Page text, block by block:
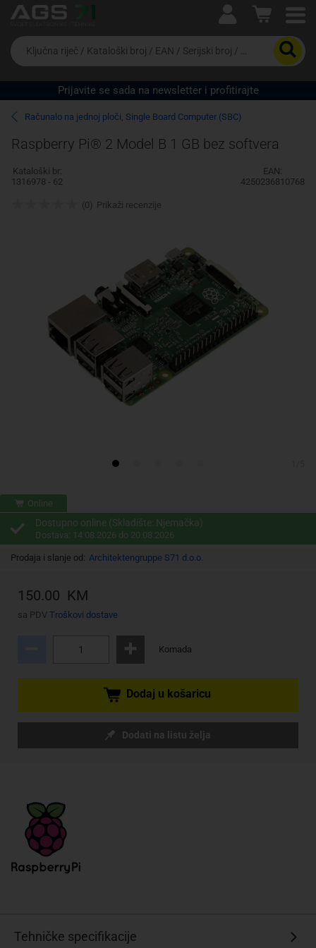
Ova postavka prilagođava asortiman proizvoda i
cijene vašim potrebama.
Pravno lice
Da
biste
potražili
proizvod,
unesite
ključnu
riječ,
kataloški
broj,
EAN
ili
Prijavite se sada na newsletter i profitirajte
Računalo na jednoj ploči, Single Board Computer (SBC)
Raspberry Pi® 2 Model B 1 GB bez softvera
Kataloški br:
1316978 - 62
EAN:
4250236810768
Online
Dostupno online (Skladište: Njemačka)
Dostava: 14.08.2026 do 20.08.2026
Prodaja i slanje od: Architektengruppe S71 d.o.o.
150.00 KM
sa PDV Troškovi dostave
Komada
Dodaj u košaricu
Dodati na listu želja
(0) Prikaži recenzije
Tehničke specifikacije